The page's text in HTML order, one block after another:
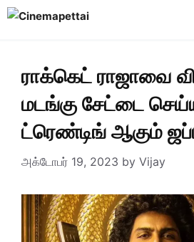
Skip
ராக்கெட் ராஜாவை
மடங்கு சேட்டை
ட்ரெண்டிங் ஆகும்
அக்டோபர் 19, 2023 by Vijay